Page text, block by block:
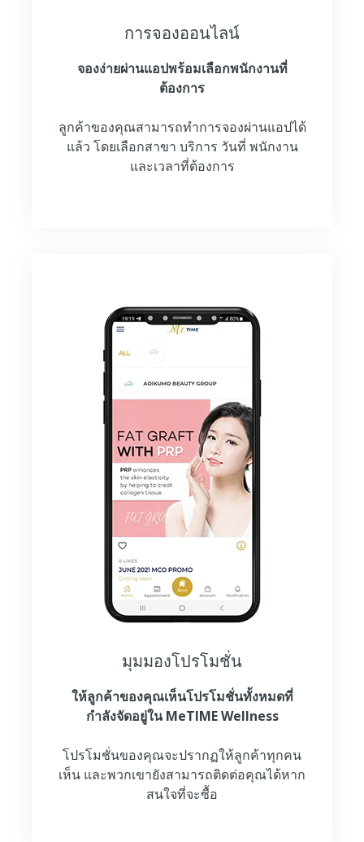
การจองออนไลน์
จองง่ายผ่านแอปพร้อมเลือกพนักงานที่
ต้องการ
ลูกค้าของคุณสามารถทำการจองผ่านแอปได้
แล้ว โดยเลือกสาขา บริการ วันที่ พนักงาน
และเวลาที่ต้องการ
มุมมองโปรโมชั่น
ให้ลูกค้าของคุณเห็นโปรโมชั่นทั้งหมดที่
กำลังจัดอยู่ใน MeTIME Wellness
โปรโมชั่นของคุณจะปรากฏให้ลูกค้าทุกคน
เห็น และพวกเขายังสามารถติดต่อคุณได้หาก
สนใจที่จะซื้อ